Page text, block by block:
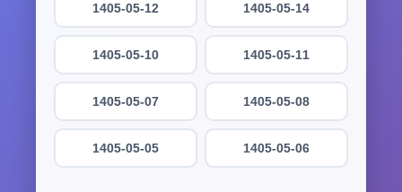
1405-05-14
1405-05-12
1405-05-11
1405-05-10
1405-05-08
1405-05-07
1405-05-06
1405-05-05